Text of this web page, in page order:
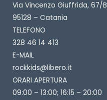
Via Vincenzo Giuffrida, 67/B
95128 – Catania
TELEFONO
328 46 14 413
E-MAIL
rockkids@libero.it
ORARI APERTURA
09:00 – 13:00; 16:15 – 20:00